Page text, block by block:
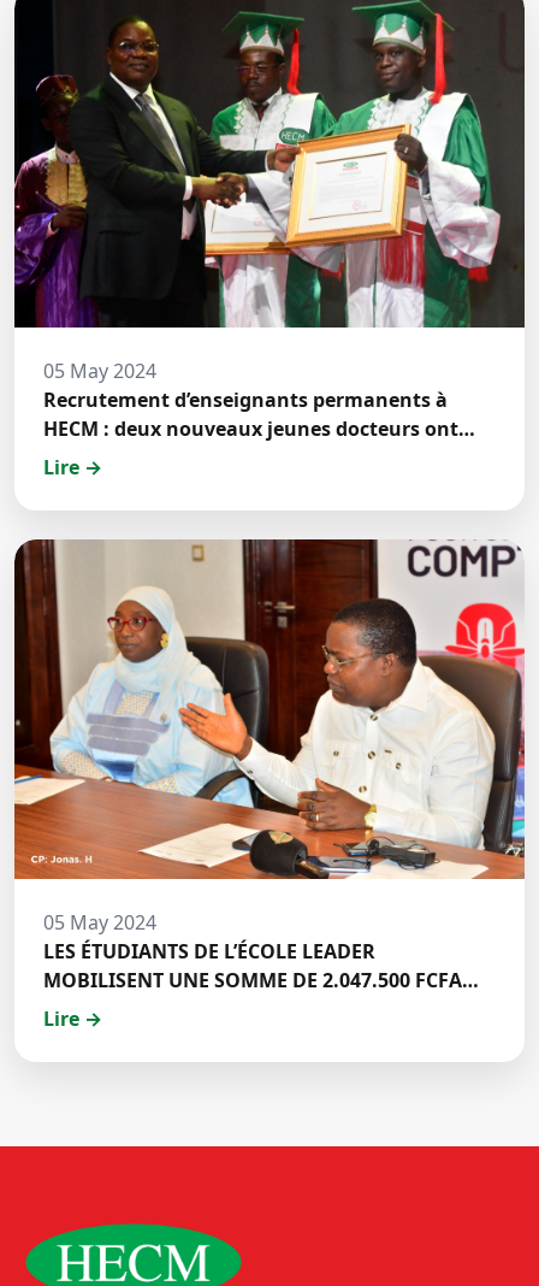
05 May 2024
Recrutement d’enseignants permanents à
HECM : deux nouveaux jeunes docteurs ont
prêté́ serment
Lire →
05 May 2024
LES ÉTUDIANTS DE L’ÉCOLE LEADER
MOBILISENT UNE SOMME DE 2.047.500 FCFA
POUR LE FONDS ZÉRO PALU:DISCOURS DE M.
DE HECM
Lire →